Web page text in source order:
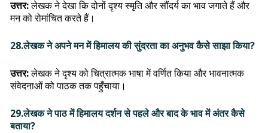
उत्तर:लेखक ने देखा कि दोनों दृश्य स्मृति और सौंदर्य का भाव जगाते हैं और
मन को रोमांचित करते हैं।
28.लेखक ने अपने मन में हिमालय की सुंदरता का अनुभव कैसे साझा किया?
उत्तर:लेखक ने दृश्य को चित्रात्मक भाषा में वर्णित किया और भावनात्मक
संवेदनाओं को पाठक तक पहुँचाया।
29.लेखक ने पाठ में हिमालय दर्शन से पहले और बाद के भाव में अंतर कैसे
बताया?